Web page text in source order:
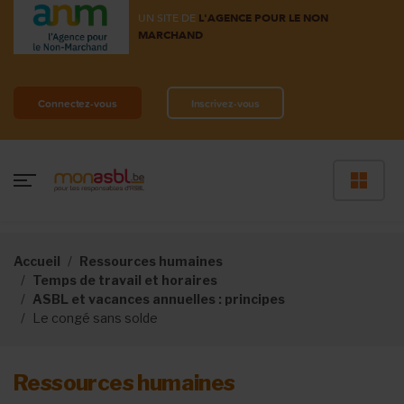
UN SITE DE L'AGENCE POUR LE NON
MARCHAND
Connectez-vous Inscrivez-vous
Accueil
Ressources humaines
Temps de travail et horaires
ASBL et vacances annuelles : principes
Le congé sans solde
Ressources humaines